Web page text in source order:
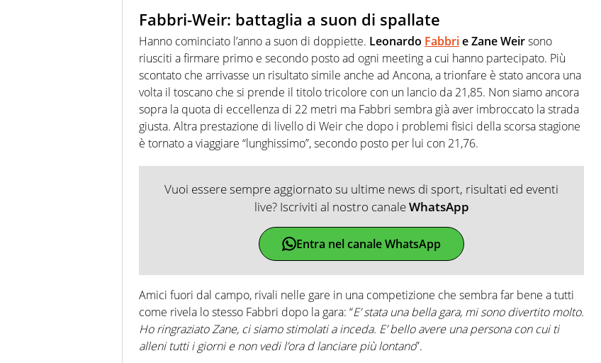
Fabbri-Weir: battaglia a suon di spallate
Hanno cominciato l’anno a suon di doppiette. Leonardo Fabbrie Zane Weirsono
riusciti a firmare primo e secondo posto ad ogni meeting a cui hanno partecipato. Più
scontato che arrivasse un risultato simile anche ad Ancona, a trionfare è stato ancora una
volta il toscano che si prende il titolo tricolore con un lancio da 21,85. Non siamo ancora
sopra la quota di eccellenza di 22 metri ma Fabbri sembra già aver imbroccato la strada
giusta. Altra prestazione di livello di Weir che dopo i problemi fisici della scorsa stagione
è tornato a viaggiare “lunghissimo”, secondo posto per lui con 21,76.
Vuoi essere sempre aggiornato su ultime news di sport, risultati ed eventi
live? Iscriviti al nostro canaleWhatsApp
Entra nel canale WhatsApp
Amici fuori dal campo, rivali nelle gare in una competizione che sembra far bene a tutti
come rivela lo stesso Fabbri dopo la gara: “E’ stata una bella gara, mi sono divertito molto.
Ho ringraziato Zane, ci siamo stimolati a inceda. E’ bello avere una persona con cui ti
alleni tutti i giorni e non vedi l’ora d lanciare più lontano”.